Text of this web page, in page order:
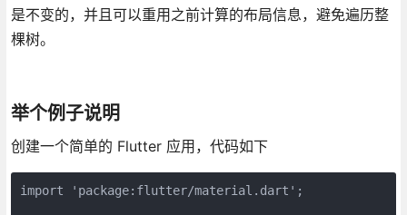
是不变的，并且可以重用之前计算的布局信息，避免遍历整
棵树。
举个例子说明
创建一个简单的 Flutter 应用，代码如下
import 'package:flutter/material.dart';